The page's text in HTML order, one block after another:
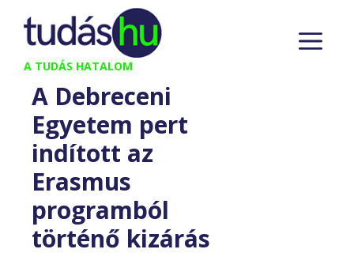
Kilépés
tartalomba
A TUDÁS HATALOM
A Debreceni
Egyetem pert
indított az
Erasmus
programból
történő kizárás